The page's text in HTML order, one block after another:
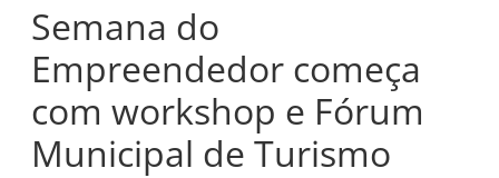
Semana do
Empreendedor começa
com workshop e Fórum
Municipal de Turismo